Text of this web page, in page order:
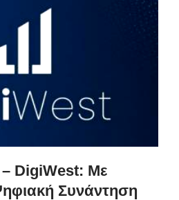
DigiWest: Με
Συνάντηση